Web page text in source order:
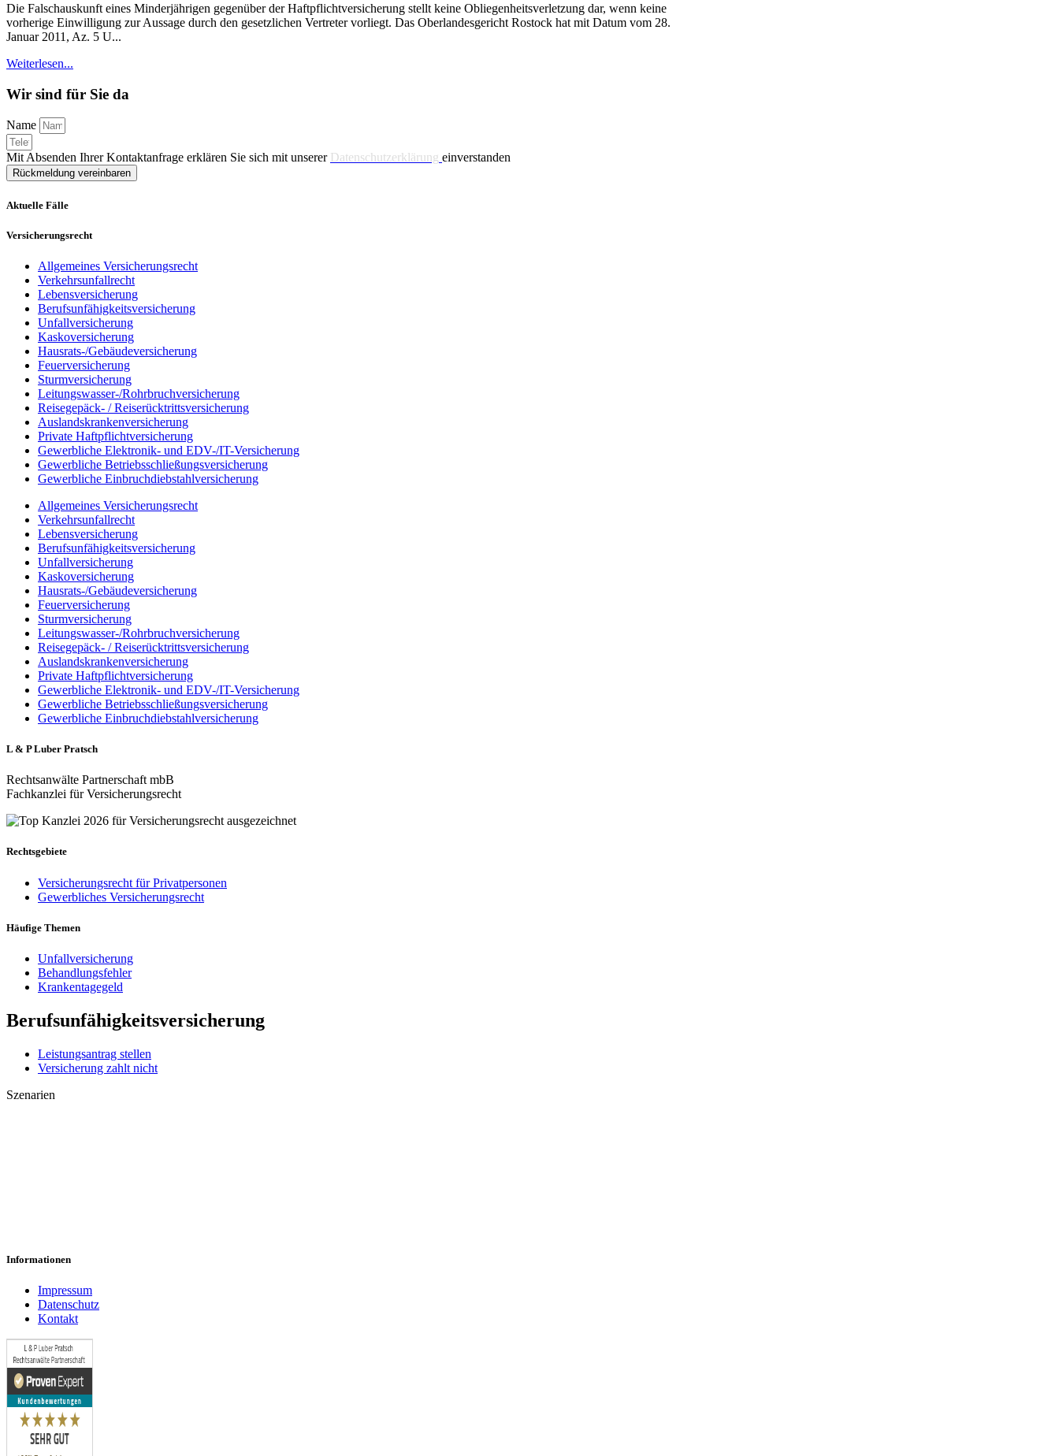
Die Falschauskunft eines Minderjährigen gegenüber der Haftpflichtversicherung stellt keine Obliegenheitsverletzung dar, wenn keine
vorherige Einwilligung zur Aussage durch den gesetzlichen Vertreter vorliegt. Das Oberlandesgericht Rostock hat mit Datum vom 28.
Januar 2011, Az. 5 U...
Weiterlesen...
Wir sind für Sie da
Name
Mit Absenden Ihrer Kontaktanfrage erklären Sie sich mit unserer Datenschutzerklärung einverstanden
Rückmeldung vereinbaren
Aktuelle Fälle
Versicherungsrecht
Allgemeines Versicherungsrecht
Verkehrsunfallrecht
Lebensversicherung
Berufsunfähigkeitsversicherung
Unfallversicherung
Kaskoversicherung
Hausrats-/Gebäudeversicherung
Feuerversicherung
Sturmversicherung
Leitungswasser-/Rohrbruchversicherung
Reisegepäck- / Reiserücktrittsversicherung
Auslandskrankenversicherung
Private Haftpflichtversicherung
Gewerbliche Elektronik- und EDV-/IT-Versicherung
Gewerbliche Betriebsschließungsversicherung
Gewerbliche Einbruchdiebstahlversicherung
Allgemeines Versicherungsrecht
Verkehrsunfallrecht
Lebensversicherung
Berufsunfähigkeitsversicherung
Unfallversicherung
Kaskoversicherung
Hausrats-/Gebäudeversicherung
Feuerversicherung
Sturmversicherung
Leitungswasser-/Rohrbruchversicherung
Reisegepäck- / Reiserücktrittsversicherung
Auslandskrankenversicherung
Private Haftpflichtversicherung
Gewerbliche Elektronik- und EDV-/IT-Versicherung
Gewerbliche Betriebsschließungsversicherung
Gewerbliche Einbruchdiebstahlversicherung
L & P Luber Pratsch
Rechtsanwälte Partnerschaft mbB
Fachkanzlei für Versicherungsrecht
Rechtsgebiete
Versicherungsrecht für Privatpersonen
Gewerbliches Versicherungsrecht
Häufige Themen
Unfallversicherung
Behandlungsfehler
Krankentagegeld
Berufsunfähigkeitsversicherung
Leistungsantrag stellen
Versicherung zahlt nicht
Szenarien
Informationen
Impressum
Datenschutz
Kontakt